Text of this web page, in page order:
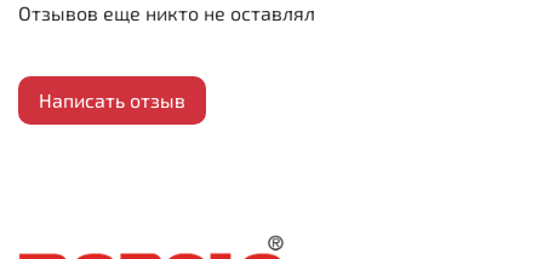
Отзывов еще никто не оставлял
Написать отзыв